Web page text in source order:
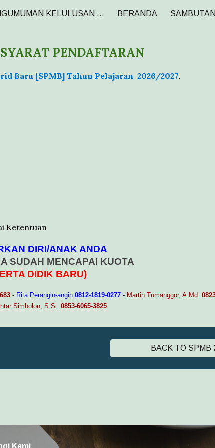
Skip to navigation
PENGUMUMAN KELULUSAN TP. 2025-2026 BERANDA SAMBUTAN
PENDAFTARAN
Baru [SPMB] Tahun Pelajaran 2026/2027.
Ketentuan
DIRI/ANAK ANDA
SUDAH MENCAPAI KUOTA
DIDIK BARU)
- Rita Perangin-angin 0812-1819-0277 - Martin Tumanggor, A.Md.
Simbolon, S.Si. 0853-6065-3825
BACK TO SPMB
Kami